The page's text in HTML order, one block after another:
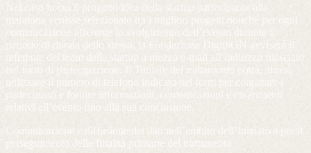
Nel caso in cui il progetto/idea della startup partecipante alla
maratona venisse selezionato tra i migliori progetti nonché per ogni
comunicazione afferente lo svolgimento dell’evento durante il
periodo di durata dello stesso, la Fondazione DigithON avviserà il
referente del team della startup a mezzo e-mail all’indirizzo rilasciato
nel form di partecipazione. Il Titolare del trattamento potrà, altresì,
utilizzare il numero di telefono indicato nel form per contattare i
partecipanti e fornire informazioni, comunicazioni e chiarimenti
relativi all’evento fino alla sua conclusione.
Comunicazione e diffusione dei dati nell’ambito dell’Iniziativa per il
perseguimento delle finalità primarie del trattamento